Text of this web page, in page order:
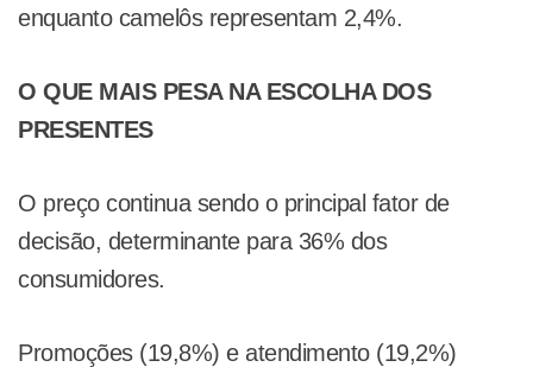
enquanto camelôs representam 2,4%.
O QUE MAIS PESA NA ESCOLHA DOS
PRESENTES
O preço continua sendo o principal fator de
decisão, determinante para 36% dos
consumidores.
Promoções (19,8%) e atendimento (19,2%)